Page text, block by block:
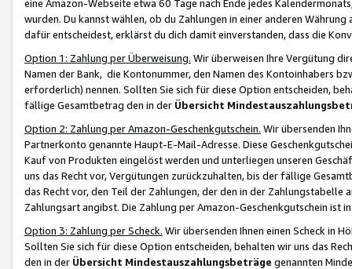
eine Amazon-Webseite etwa 60 Tage nach Ende jedes
wurden. Du kannst wählen, ob du Zahlungen in einer anderen
dafür entscheidest, erklärst du dich damit einverstanden, dass die
Option 1: Zahlung per Überweisung. Wir überweisen Ihre Vergütung
Namen der Bank, die Kontonummer, den Namen des Kontoinhabers
erforderlich) nennen. Sollten Sie sich für diese Option entscheiden,
fällige Gesamtbetrag den in der Übersicht
Option 2: Zahlung per Amazon-Geschenkgutschein. Wir übersenden
Partnerkonto genannte Haupt-E-Mail-Adresse. Diese
Kauf von Produkten eingelöst werden und unterliegen unseren
uns das Recht vor, Vergütungen zurückzuhalten, bis der fällige
das Recht vor, den Teil der Zahlungen, der den in der
Zahlungsart angibst. Die Zahlung per Amazon-Geschenkgutschein ist
Option 3: Zahlung per Scheck. Wir übersenden Ihnen einen Scheck in
Sollten Sie sich für diese Option entscheiden, behalten wir uns das
den in der Übersicht Mindestauszahlungsbeträge genannten